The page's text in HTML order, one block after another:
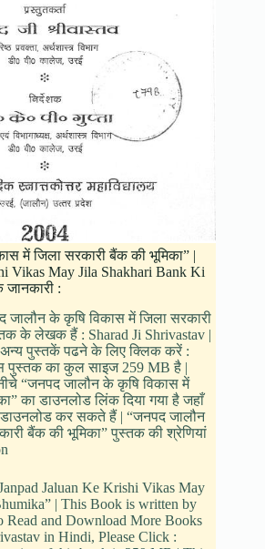
में जिला सरकारी बैंक की भूमिका” |
Vikas May Jila Shakhari Bank Ki
:
के कृषि विकास में जिला सरकारी
के लेखक हैं : Sharad Ji Shrivastav |
अन्य पुस्तकें पढने के लिए क्लिक करें :
पुस्तक का कुल साइज 259 MB है |
“जनपद जालौन के कृषि विकास में
का डाउनलोड लिंक दिया गया है जहाँ
कर सकते हैं | “जनपद जालौन
बैंक की भूमिका” पुस्तक की श्रेणियां
Jaluan Ke Krishi Vikas May
| This Book is written by
Read and Download More Books
in Hindi, Please Click :